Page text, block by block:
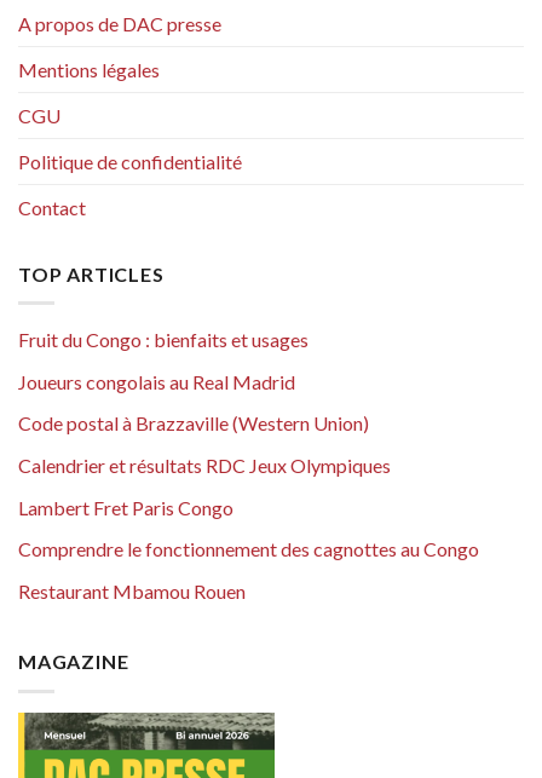
A propos de DAC presse
Mentions légales
CGU
Politique de confidentialité
Contact
TOP ARTICLES
Fruit du Congo : bienfaits et usages
Joueurs congolais au Real Madrid
Code postal à Brazzaville (Western Union)
Calendrier et résultats RDC Jeux Olympiques
Lambert Fret Paris Congo
Comprendre le fonctionnement des cagnottes au Congo
Restaurant Mbamou Rouen
MAGAZINE